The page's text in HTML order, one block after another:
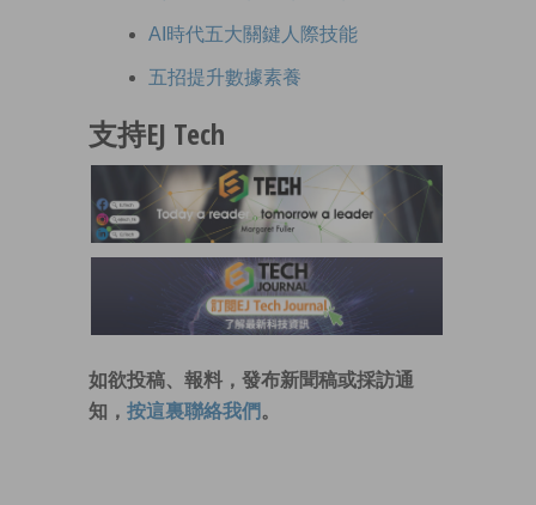
AI時代五大關鍵人際技能
五招提升數據素養
支持EJ Tech
如欲投稿、報料，發布新聞稿或採訪通
知， 按這裏聯絡我們 。